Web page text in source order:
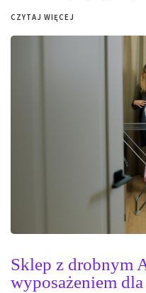
CZYTAJ WIĘCEJ
Sklep z drobnym
wyposażeniem